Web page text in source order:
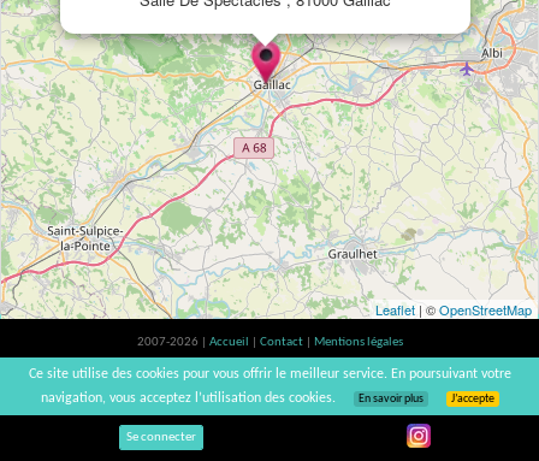
Leaflet | ©OpenStreetMap
2007-2026 | Accueil Contact
Mentions légales
L'abus d'alcool est dangereux pour la santé, à consommer avec modération. |
vinsnaturels | v3.12
Se connecter
Ce site utilise des cookies pour vous offrir le meilleur service. En poursuivant votre
navigation, vous acceptez l’utilisation des cookies.
En savoir plus J’accepte